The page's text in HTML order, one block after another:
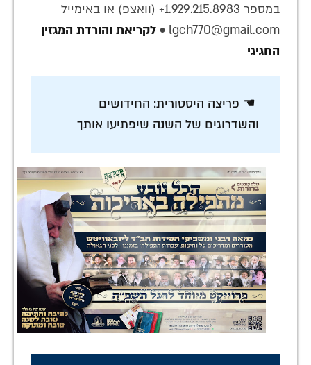
במספר 1.929.215.8983+ (וואצפ) או באימייל
lgch770@gmail.com •
לקריאת והורדת המגזין
החגיגי
☚ פריצה היסטורית: החידושים
והשדרוגים של השנה שיפתיעו אותך